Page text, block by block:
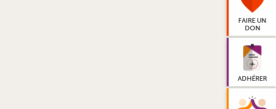
FAIRE UN
DON
ADHÉRER